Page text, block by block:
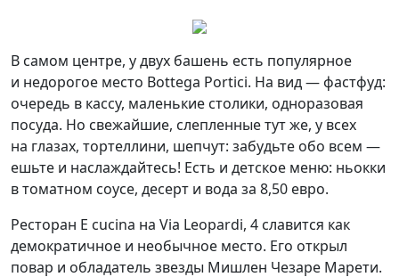
В самом центре, у двух башень есть популярное
и недорогое место Bottega Portici. На вид — фастфуд:
очередь в кассу, маленькие столики, одноразовая
посуда. Но свежайшие, слепленные тут же, у всех
на глазах, тортеллини, шепчут: забудьте обо всем —
ешьте и наслаждайтесь! Есть и детское меню: ньокки
в томатном соусе, десерт и вода за 8,50 евро.
Ресторан E cucina на Via Leopardi, 4 славится как
демократичное и необычное место. Его открыл
повар и обладатель звезды Мишлен Чезаре Марети.